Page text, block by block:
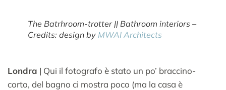
The Batrhroom-trotter || Bathroom interiors –
Credits: design by MWAI Architects
Londra | Qui il fotografo è stato un po’ braccino-
corto, del bagno ci mostra poco (ma la casa è